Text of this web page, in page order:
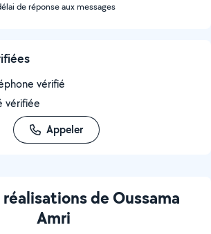
de réponse aux messages
vérifié
vérifiée
Appeler
de Oussama
Amri